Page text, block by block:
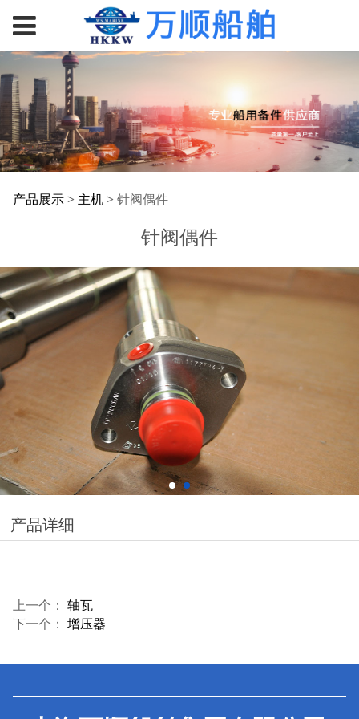
针阀偶件
产品展示> 主机> 针阀偶件
针阀偶件
产品详细
上一个： 轴瓦
下一个： 增压器